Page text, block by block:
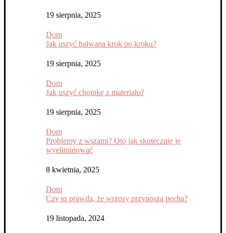
19 sierpnia, 2025
Dom
Jak uszyć bałwana krok po kroku?
19 sierpnia, 2025
Dom
Jak uszyć choinkę z materiału?
19 sierpnia, 2025
Dom
Problemy z wszami? Oto jak skutecznie je
wyeliminować
8 kwietnia, 2025
Dom
Czy to prawda, że wrzosy przynoszą pecha?
19 listopada, 2024